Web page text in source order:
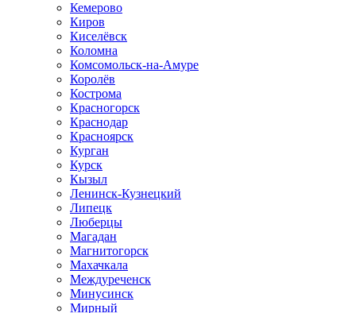
Кемерово
Киров
Киселёвск
Коломна
Комсомольск-на-Амуре
Королёв
Кострома
Красногорск
Краснодар
Красноярск
Курган
Курск
Кызыл
Ленинск-Кузнецкий
Липецк
Люберцы
Магадан
Магнитогорск
Махачкала
Междуреченск
Минусинск
Мирный